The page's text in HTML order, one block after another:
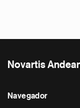
Novartis
Navegador